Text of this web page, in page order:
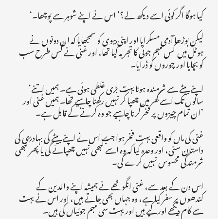
‘کیا ہوگا اگر کوئی اسے دیکھ لے؟’ اس نے اپنے شوہر سے پوچھا۔
لیکن بوڑھا آدمی مسکرایا اور اپنی بیوی کو سمجھایا کہ ان دونوں نے
ہوٹل میں کس مہم جوئی کا تجربہ کیا تھا، اور غنی نے کس طرح سب
کو بچایا اور چوروں کو ڈرایا۔
‘اپنے بیٹے سے شرمندہ ہونا بہت بڑی غلطی ہوئی ہے۔ ہمیں اتنے
سالوں تک اسے گھر میں چھپا کر نہیں رکھنا چاہیے تھا۔ ہمیں غنی اور
ان تمام چیزوں پر فخر کرنا چاہیے جو وہ کرنے کے قابل ہے۔’
غنی کی ماں کو واقعی بہت فخر ہوا جب اس نے اپنے بیٹے کی بہادری کی
داستان سنی، اور وعدہ کیا کہ وہ اسے کبھی نہیں چھپائے گی یا پھر کبھی
شرمندگی محسوس نہیں کرے گی۔
اس دن کے بعد سے، غنی انگوٹھے نے ہمیشہ اپنے والدین کے
کندھوں پر سفر کیا ہے، وہ جہاں بھی جاتے ہیں، اور اس نے بہت
سے کام دیکھے اور کیے ہیں اور بہت سی مہم جوئیاں کی ہیں۔